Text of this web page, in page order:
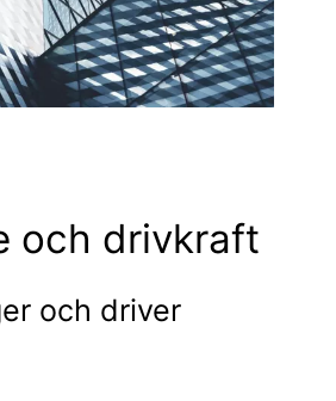
och drivkraft
och driver